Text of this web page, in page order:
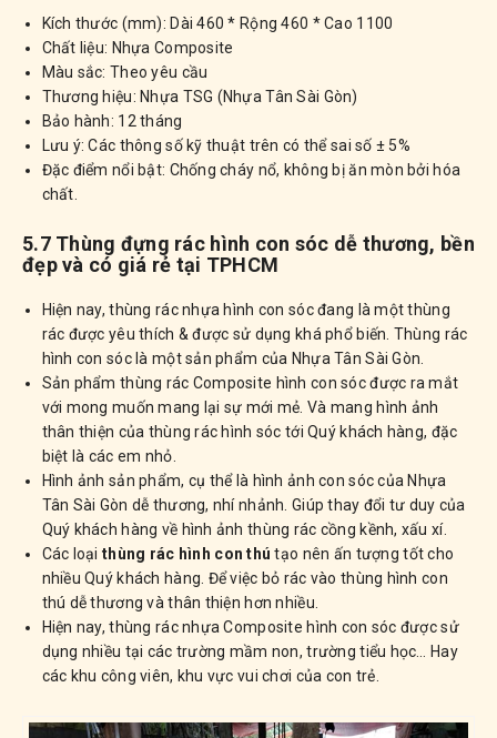
Kích thước (mm): Dài 460 * Rộng 460 * Cao 1100
Chất liệu: Nhựa Composite
Màu sắc: Theo yêu cầu
Thương hiệu: Nhựa TSG (Nhựa Tân Sài Gòn)
Bảo hành: 12 tháng
Lưu ý: Các thông số kỹ thuật trên có thể sai số ± 5%
Đặc điểm nổi bật: Chống cháy nổ, không bị ăn mòn bởi hóa
chất.
5.7 Thùng đựng rác hình con sóc dễ thương, bền
đẹp và có giá rẻ tại TPHCM
Hiện nay, thùng rác nhựa hình con sóc đang là một thùng
rác được yêu thích & được sử dụng khá phổ biến. Thùng rác
hình con sóc là một sản phẩm của Nhựa Tân Sài Gòn.
Sản phẩm thùng rác Composite hình con sóc được ra mắt
với mong muốn mang lại sự mới mẻ. Và mang hình ảnh
thân thiện của thùng rác hình sóc tới Quý khách hàng, đặc
biệt là các em nhỏ.
Hình ảnh sản phẩm, cụ thể là hình ảnh con sóc của Nhựa
Tân Sài Gòn dễ thương, nhí nhảnh. Giúp thay đổi tư duy của
Quý khách hàng về hình ảnh thùng rác cồng kềnh, xấu xí.
Các loạithùng rác hình con thú tạo nên ấn tượng tốt cho
nhiều Quý khách hàng. Để việc bỏ rác vào thùng hình con
thú dễ thương và thân thiện hơn nhiều.
Hiện nay, thùng rác nhựa Composite hình con sóc được sử
dụng nhiều tại các trường mầm non, trường tiểu học… Hay
các khu công viên, khu vực vui chơi của con trẻ.